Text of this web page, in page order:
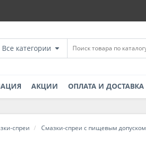
Все категории
АКЦИИ ОПЛАТА И ДОСТАВКА
спреи Смазки-спреи с пищевым допуском